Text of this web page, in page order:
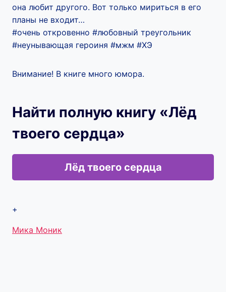
она любит другого. Вот только мириться в его
планы не входит…
#очень откровенно #любовный треугольник
#неунывающая героиня #мжм #ХЭ
Внимание! В книге много юмора.
Найти полную книгу «Лёд
твоего сердца»
Лёд твоего сердца
+
Метки
Мика Моник